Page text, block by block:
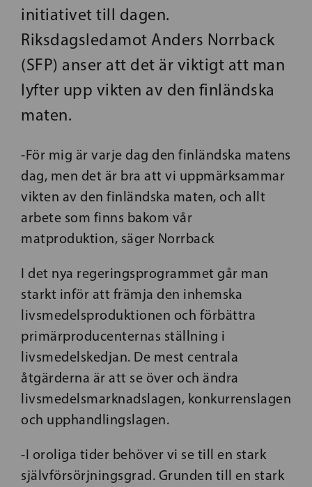
initiativet till dagen.
Riksdagsledamot Anders Norrback
(SFP) anser att det är viktigt att man
lyfter upp vikten av den finländska
maten.
-För mig är varje dag den finländska matens
dag, men det är bra att vi uppmärksammar
vikten av den finländska maten, och allt
arbete som finns bakom vår
matproduktion, säger Norrback
I det nya regeringsprogrammet går man
starkt inför att främja den inhemska
livsmedelsproduktionen och förbättra
primärproducenternas ställning i
livsmedelskedjan. De mest centrala
åtgärderna är att se över och ändra
livsmedelsmarknadslagen, konkurrenslagen
och upphandlingslagen.
-I oroliga tider behöver vi se till en stark
självförsörjningsgrad. Grunden till en stark